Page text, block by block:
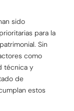
sido
para la
Sin
como
técnica y
de
estos